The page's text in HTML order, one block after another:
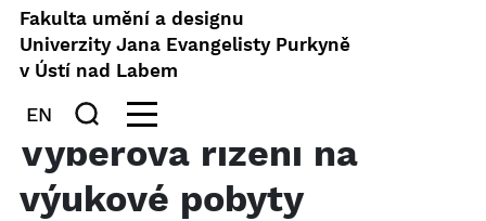
Fakulta umění a designu
Univerzity Jana Evangelisty Purkyně
v Ústí nad Labem
EN
Výběrová řízení na
výukové pobyty